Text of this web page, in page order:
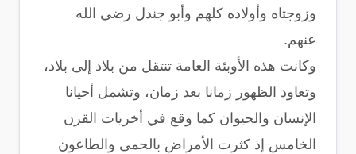
وزوجتاه وأولاده كلهم وأبو جندل رضي الله
عنهم.
وكانت هذه الأوبئة العامة تنتقل من بلاد إلى بلاد،
وتعاود الظهور زمانا بعد زمان، وتشمل أحيانا
الإنسان والحيوان كما وقع في أخريات القرن
الخامس إذ كثرت الأمراض بالحمى والطاعون